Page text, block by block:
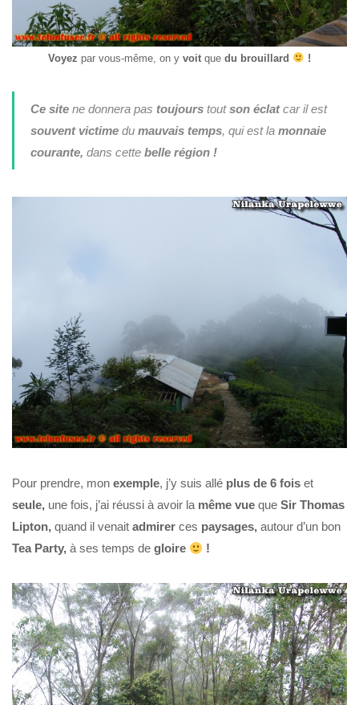
Voyez par vous-même, on y voitque du brouillard !
Ce sitene donnera pas toujourstoutson éclatcar il est
souvent victimedu mauvais temps, qui est la monnaie
courante, dans cette belle région !
Pour prendre, mon exemple, j’y suis allé plus de 6 fois et
seule, une fois, j’ai réussi à avoir la même vue que Sir Thomas
Lipton, quand il venait admirer ces paysages, autour d’un bon
Tea Party, à ses temps de gloire !